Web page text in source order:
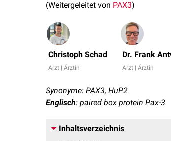
(Weitergeleitet von PAX3)
Christoph Schad
Arzt | Ärztin
Dr. Frank
Arzt | Ärztin
Synonyme: PAX3, HuP2
Englisch: paired box protein Pax-3
Inhaltsverzeichnis